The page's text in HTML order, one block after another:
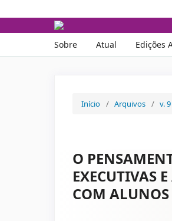
Interfaces
Sobre Atual Edições
Início / Arquivos / v.
O
EXECUTIVAS
COM